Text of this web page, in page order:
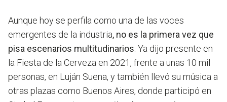
Aunque hoy se perfila como una de las voces
emergentes de la industria, no es la primera vez que
pisa escenarios multitudinarios . Ya dijo presente en
la Fiesta de la Cerveza en 2021, frente a unas 10 mil
personas, en Luján Suena, y también llevó su música a
otras plazas como Buenos Aires, donde participó en